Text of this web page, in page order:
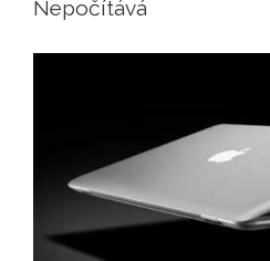
Nepočítává